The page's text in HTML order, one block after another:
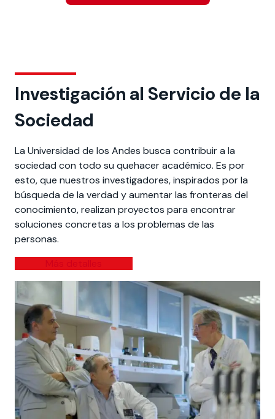
Investigación al Servicio de la
Sociedad
La Universidad de los Andes busca contribuir a la
sociedad con todo su quehacer académico. Es por
esto, que nuestros investigadores, inspirados por la
búsqueda de la verdad y aumentar las fronteras del
conocimiento, realizan proyectos para encontrar
soluciones concretas a los problemas de las
personas.